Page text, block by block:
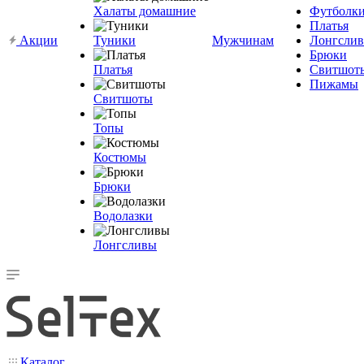
Акции
Халаты домашние
Туники
Платья
Свитшоты
Топы
Костюмы
Брюки
Водолазки
Лонгсливы
Мужчинам
Футболки
Платья
Брюки
Пижамы